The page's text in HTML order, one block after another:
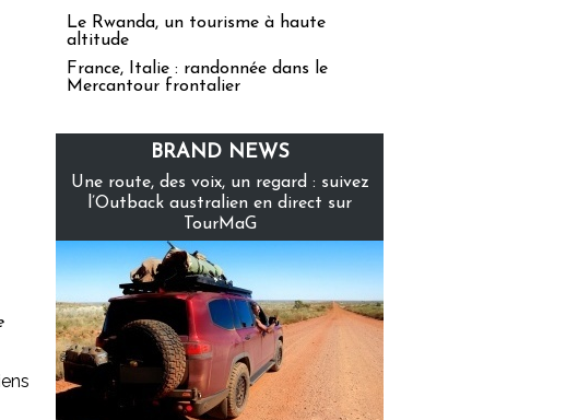
Le Rwanda, un tourisme à haute
altitude
France, Italie : randonnée dans le
Mercantour frontalier
BRAND NEWS
Une route, des voix, un regard : suivez
l’Outback australien en direct sur
TourMaG